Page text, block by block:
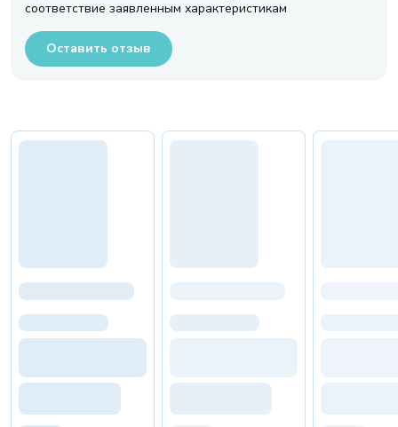
соответствие заявленным характеристикам
Оставить отзыв